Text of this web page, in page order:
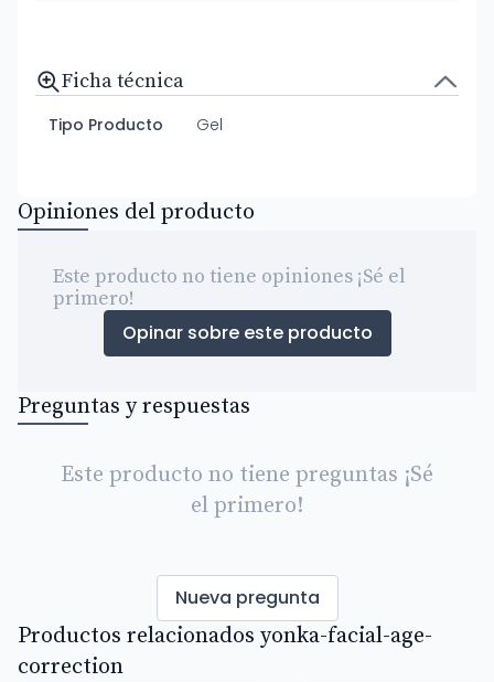
Ficha técnica
Tipo Producto Gel
Opiniones del producto
Este producto no tiene opiniones ¡Sé el
primero!
Opinar sobre este producto
Preguntas y respuestas
Este producto no tiene preguntas ¡Sé
el primero!
Nueva pregunta
Productos relacionados yonka-facial-age-
correction